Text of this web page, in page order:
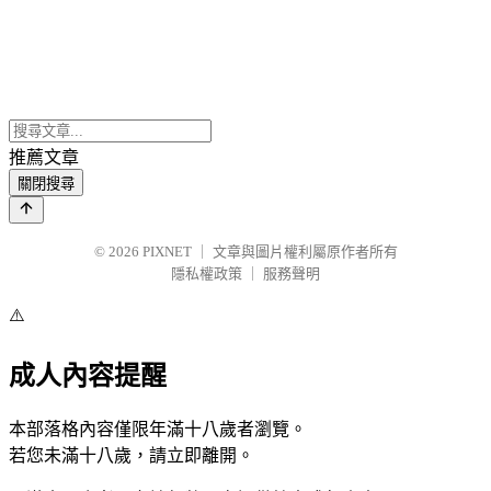
推薦文章
關閉搜尋
© 2026 PIXNET
文章與圖片權利屬原作者所有
隱私權政策
服務聲明
⚠️
成人內容提醒
本部落格內容僅限年滿十八歲者瀏覽。
若您未滿十八歲，請立即離開。